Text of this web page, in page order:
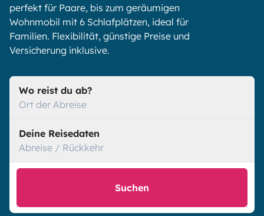
perfekt für Paare, bis zum geräumigen
Wohnmobil mit 6 Schlafplätzen, ideal für
Familien. Flexibilität, günstige Preise und
Versicherung inklusive.
Wo reist du ab?
Ort der Abreise
Deine Reisedaten
Abreise / Rückkehr
Suchen